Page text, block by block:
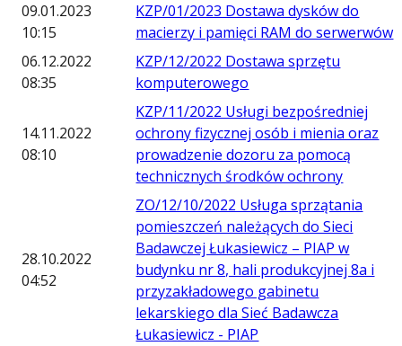
09.01.2023
10:15
KZP/01/2023 Dostawa dysków do
macierzy i pamięci RAM do serwerwów
06.12.2022
08:35
KZP/12/2022 Dostawa sprzętu
komputerowego
14.11.2022
08:10
KZP/11/2022 Usługi bezpośredniej
ochrony fizycznej osób i mienia oraz
prowadzenie dozoru za pomocą
technicznych środków ochrony
28.10.2022
04:52
ZO/12/10/2022 Usługa sprzątania
pomieszczeń należących do Sieci
Badawczej Łukasiewicz – PIAP w
budynku nr 8, hali produkcyjnej 8a i
przyzakładowego gabinetu
lekarskiego dla Sieć Badawcza
Łukasiewicz - PIAP